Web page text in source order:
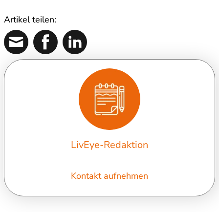
Artikel teilen:
LivEye-Redaktion
Kontakt aufnehmen